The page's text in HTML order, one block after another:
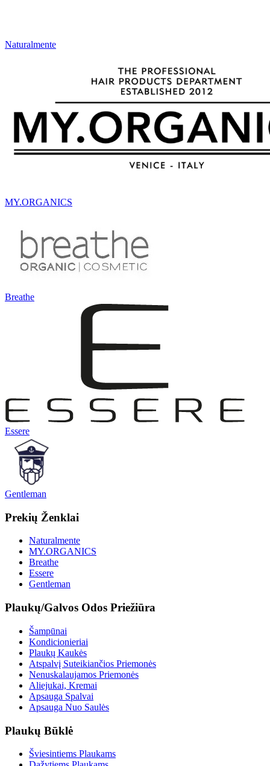
Naturalmente
MY.ORGANICS
Breathe
Essere
Gentleman
Prekių Ženklai
Naturalmente
MY.ORGANICS
Breathe
Essere
Gentleman
Plaukų/Galvos Odos Priežiūra
Šampūnai
Kondicionieriai
Plaukų Kaukės
Atspalvį Suteikiančios Priemonės
Nenuskalaujamos Priemonės
Aliejukai, Kremai
Apsauga Spalvai
Apsauga Nuo Saulės
Plaukų Būklė
Šviesintiems Plaukams